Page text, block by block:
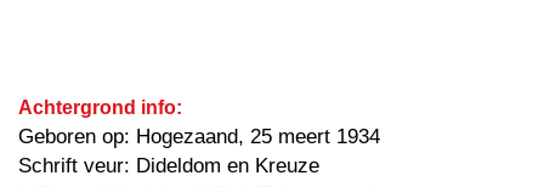
Achtergrond info:
Geboren op: Hogezaand, 25 meert 1934
Schrift veur: Dideldom en Kreuze